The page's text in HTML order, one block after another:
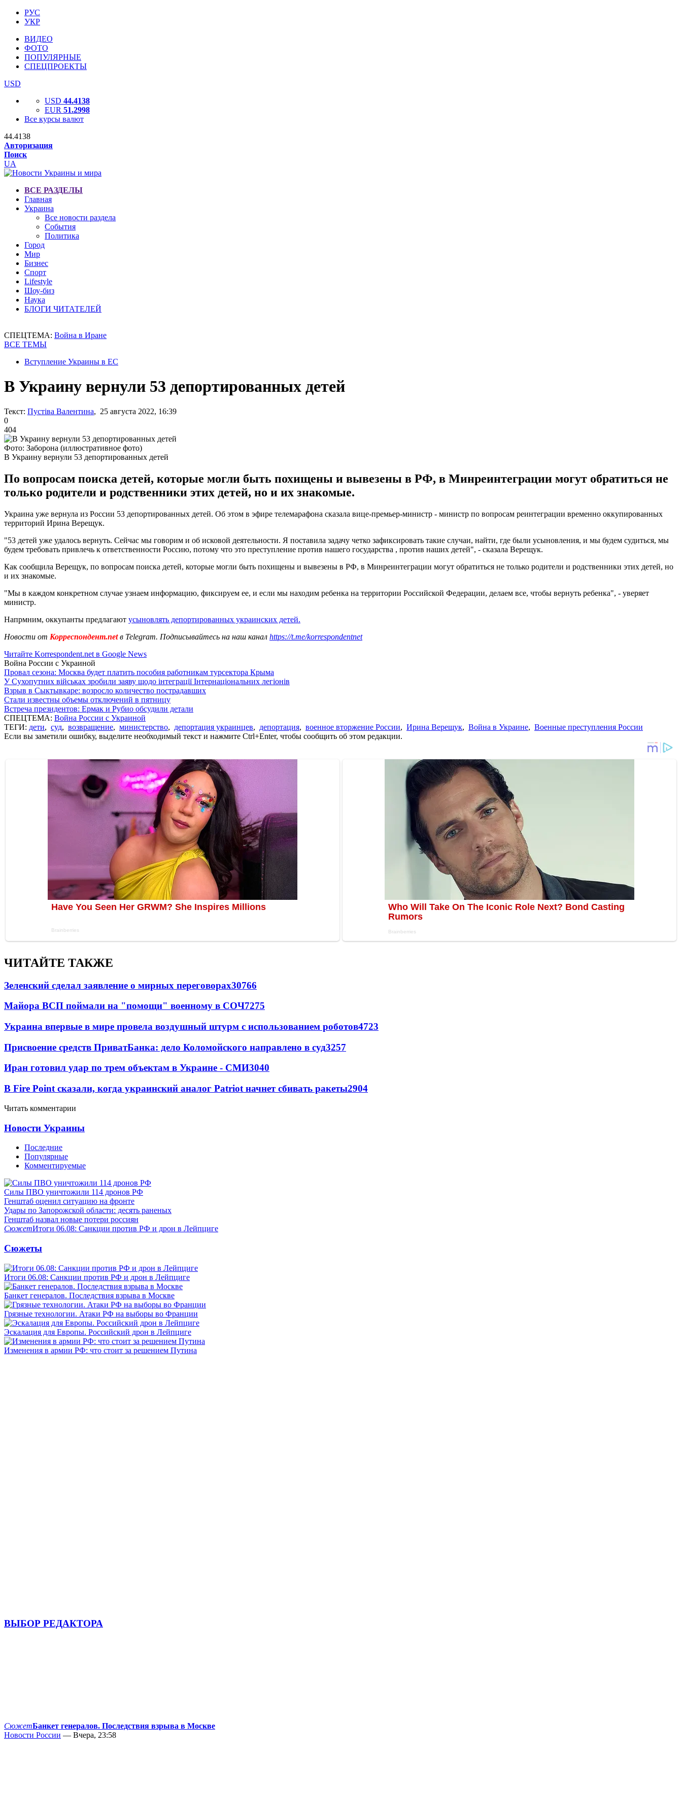
РУС
УКР
ВИДЕО
ФОТО
ПОПУЛЯРНЫЕ
СПЕЦПРОЕКТЫ
USD
USD 44.4138
EUR 51.2998
Все курсы валют
44.4138
Авторизация
Поиск
UA
ВСЕ РАЗДЕЛЫ
Главная
Украина
Все новости раздела
События
Политика
Город
Мир
Бизнес
Спорт
Lifestyle
Шоу-биз
Наука
БЛОГИ ЧИТАТЕЛЕЙ
СПЕЦТЕМА: Война в Иране
ВСЕ ТЕМЫ
Вступление Украины в ЕС
В Украину вернули 53 депортированных детей
Текст: Пустіва Валентина, 25 августа 2022, 16:39
0
404
Фото: Заборона (иллюстративное фото)
В Украину вернули 53 депортированных детей
По вопросам поиска детей, которые могли быть похищены и вывезены в РФ, в Минреинтеграции могут обратиться не
только родители и родственники этих детей, но и их знакомые.
Украина уже вернула из России 53 депортированных детей. Об этом в эфире телемарафона сказала вице-премьер-министр - министр по вопросам реинтеграции временно оккупированных
территорий Ирина Верещук.
"53 детей уже удалось вернуть. Сейчас мы говорим и об исковой деятельности. Я поставила задачу четко зафиксировать такие случаи, найти, где были усыновления, и мы будем судиться, мы
будем требовать привлечь к ответственности Россию, потому что это преступление против нашего государства , против наших детей", - сказала Верещук.
Как сообщила Верещук, по вопросам поиска детей, которые могли быть похищены и вывезены в РФ, в Минреинтеграции могут обратиться не только родители и родственники этих детей, но
и их знакомые.
"Мы в каждом конкретном случае узнаем информацию, фиксируем ее, и если мы находим ребенка на территории Российской Федерации, делаем все, чтобы вернуть ребенка", - уверяет
министр.
Напрмним, оккупанты предлагают усыновлять депортированных украинских детей.
Новости от Корреспондент.netв Telegram. Подписывайтесь на наш канал https://t.me/korrespondentnet
Читайте Korrespondent.net в Google News
Война России с Украиной
Провал сезона: Москва будет платить пособия работникам турсектора Крыма
У Сухопутних військах зробили заяву щодо інтеграції Інтернаціональних легіонів
Взрыв в Сыктывкаре: возросло количество пострадавших
Стали известны объемы отключений в пятницу
Встреча президентов: Ермак и Рубио обсудили детали
СПЕЦТЕМА: Война России с Украиной
ТЕГИ: дети, суд, возвращение, министерство, депортация украинцев, депортация, военное вторжение России, Ирина Верещук, Война в Украине, Военные преступления России
Если вы заметили ошибку, выделите необходимый текст и нажмите Ctrl+Enter, чтобы сообщить об этом редакции.
ЧИТАЙТЕ ТАКЖЕ
Зеленский сделал заявление о мирных переговорах30766
Майора ВСП поймали на "помощи" военному в СОЧ7275
Украина впервые в мире провела воздушный штурм с использованием роботов4723
Присвоение средств ПриватБанка: дело Коломойского направлено в суд3257
Иран готовил удар по трем объектам в Украине - СМИ3040
В Fire Point сказали, когда украинский аналог Patriot начнет сбивать ракеты2904
Читать комментарии
Новости Украины
Последние
Популярные
Комментируемые
Силы ПВО уничтожили 114 дронов РФ
Генштаб оценил ситуацию на фронте
Удары по Запорожской области: десять раненых
Генштаб назвал новые потери россиян
СюжетИтоги 06.08: Санкции против РФ и дрон в Лейпциге
Сюжеты
Итоги 06.08: Санкции против РФ и дрон в Лейпциге
Банкет генералов. Последствия взрыва в Москве
Грязные технологии. Атаки РФ на выборы во Франции
Эскалация для Европы. Российский дрон в Лейпциге
Изменения в армии РФ: что стоит за решением Путина
ВЫБОР РЕДАКТОРА
СюжетБанкет генералов. Последствия взрыва в Москве
Новости России — Вчера, 23:58